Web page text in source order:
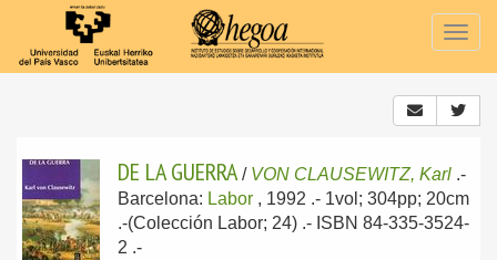
DE LA GUERRA / VON CLAUSEWITZ, Karl .-
Barcelona: Labor , 1992 .- 1vol; 304pp; 20cm
.-(Colección Labor; 24) .- ISBN 84-335-3524-
2 .-